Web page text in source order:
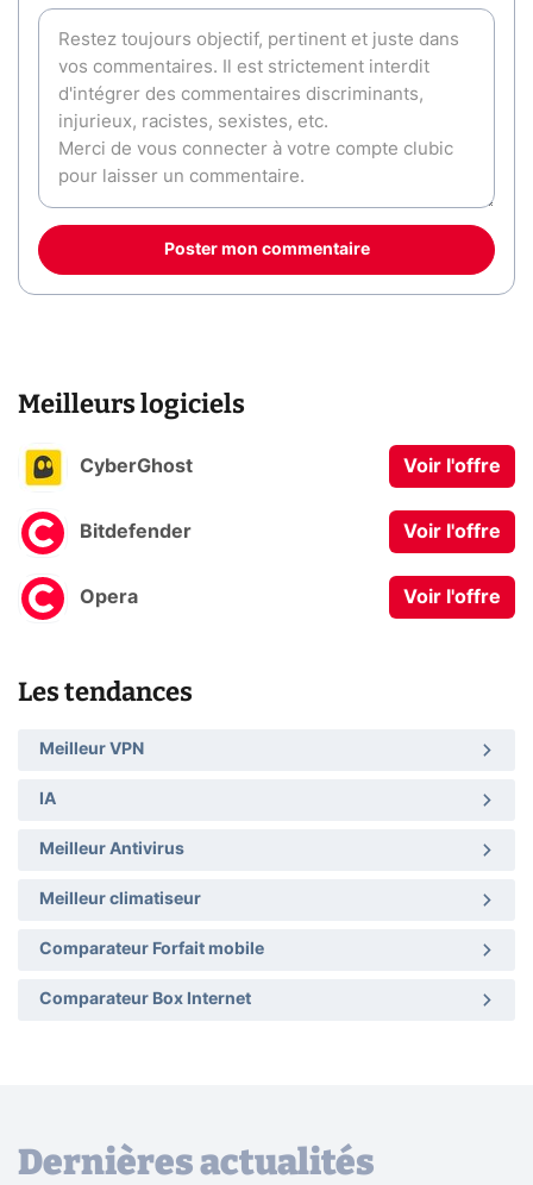
Poster mon commentaire
Meilleurs logiciels
CyberGhost Voir l'offre
Bitdefender Voir l'offre
Opera Voir l'offre
Les tendances
Meilleur VPN
IA
Meilleur Antivirus
Meilleur climatiseur
Comparateur Forfait mobile
Comparateur Box Internet
Dernières actualités